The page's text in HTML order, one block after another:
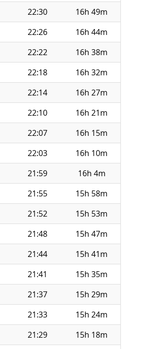
22:30
16h 49m
22:26
16h 44m
22:22
16h 38m
22:18
16h 32m
22:14
16h 27m
22:10
16h 21m
22:07
16h 15m
22:03
16h 10m
21:59
16h 4m
21:55
15h 58m
21:52
15h 53m
21:48
15h 47m
21:44
15h 41m
21:41
15h 35m
21:37
15h 29m
21:33
15h 24m
21:29
15h 18m